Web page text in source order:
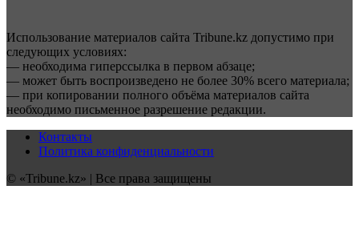
Использование материалов сайта Tribune.kz допустимо при
следующих условиях:
— необходима гиперссылка в первом абзаце;
— может быть воспроизведено не более 30% всего материала;
— при копировании полного объёма материалов сайта
необходимо письменное разрешение редакции.
Контакты
Политика конфиденциальности
© «Tribune.kz» | Все права защищены